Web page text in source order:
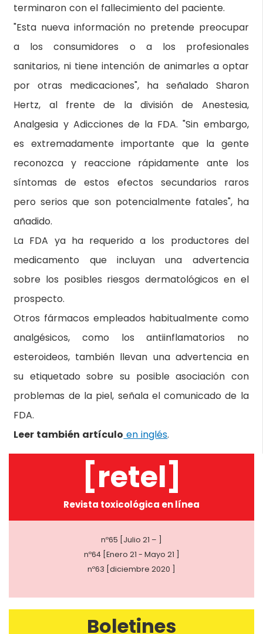
terminaron con el fallecimiento del paciente.
"Esta nueva información no pretende preocupar
a los consumidores o a los profesionales
sanitarios, ni tiene intención de animarles a optar
por otras medicaciones", ha señalado Sharon
Hertz, al frente de la división de Anestesia,
Analgesia y Adicciones de la FDA. "Sin embargo,
es extremadamente importante que la gente
reconozca y reaccione rápidamente ante los
síntomas de estos efectos secundarios raros
pero serios que son potencialmente fatales", ha
añadido.
La FDA ya ha requerido a los productores del
medicamento que incluyan una advertencia
sobre los posibles riesgos dermatológicos en el
prospecto.
Otros fármacos empleados habitualmente como
analgésicos, como los antiinflamatorios no
esteroideos, también llevan una advertencia en
su etiquetado sobre su posible asociación con
problemas de la piel, señala el comunicado de la
FDA.
Leer también artículo en inglés.
[retel]
Revista toxicológica en línea
nº65 [Julio 21 – ]
nº64 [Enero 21 - Mayo 21 ]
nº63 [diciembre 2020 ]
Boletines